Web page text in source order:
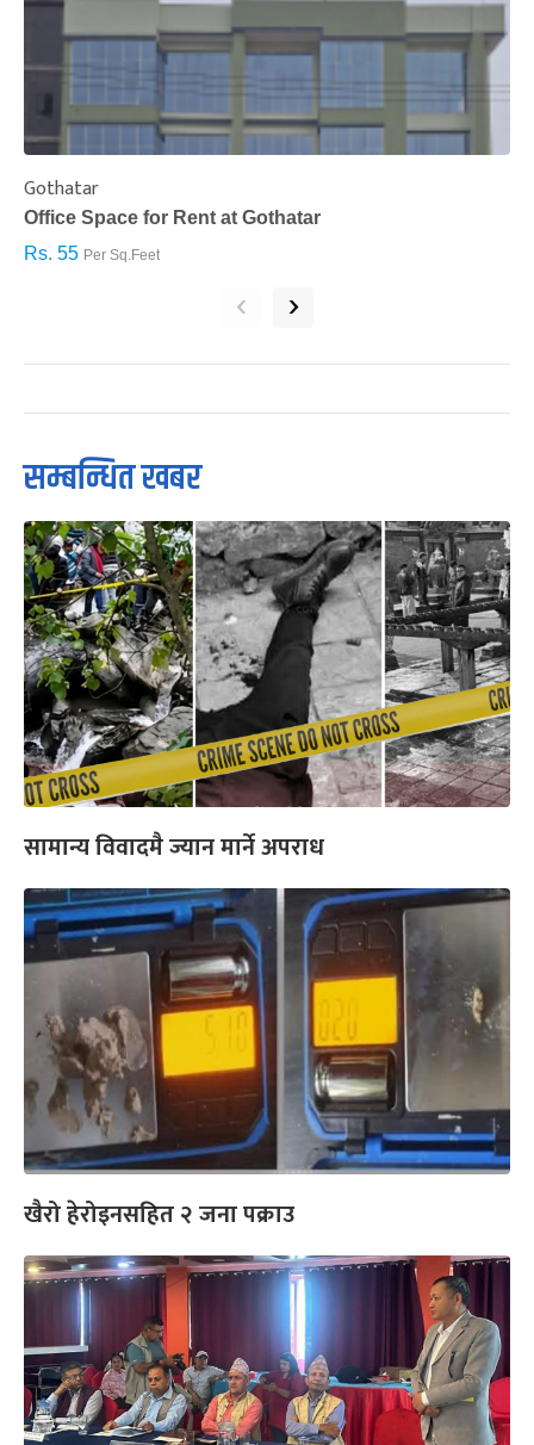
Gothatar
Office Space for Rent at Gothatar
Rs. 55 Per Sq.Feet
‹ ›
सम्बन्धित खबर
सामान्य विवादमै ज्यान मार्ने अपराध
खैरो हेरोइनसहित २ जना पक्राउ